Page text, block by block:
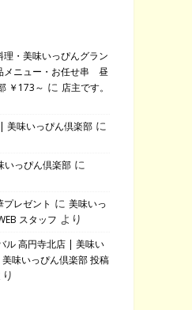
・美味いっぴんグラン
メニュー・お任せ串 昼
￥173～ に 店主です。
美味いっぴん倶楽部 に
っぴん倶楽部 に
レゼント に 美味いっ
スタッフ より
ル 高円寺北店 | 美味い
美味いっぴん倶楽部 投稿